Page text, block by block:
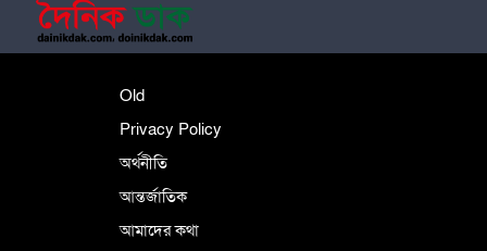
Old
Privacy Policy
অর্থনীতি
আন্তর্জাতিক
আমাদের কথা